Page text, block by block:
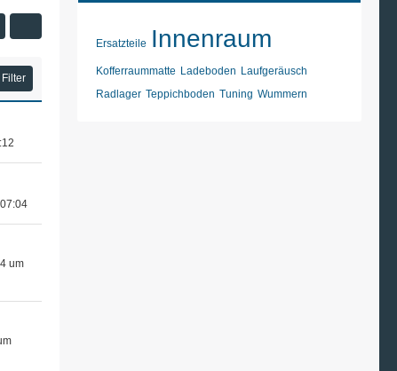
Filter
um
Ersatzteile Innenraum
Kofferraummatte Ladeboden Laufgeräusch
Radlager Teppichboden Tuning Wummern